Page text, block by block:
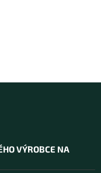
VÝROBCE NA